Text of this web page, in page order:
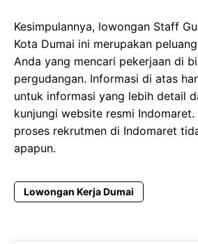
Kesimpulannya, lowongan Staff
Kota Dumai ini merupakan
Anda yang mencari pekerjaan di
pergudangan. Informasi di atas
untuk informasi yang lebih detail
kunjungi website resmi Indomaret.
proses rekrutmen di Indomaret
apapun.
Lowongan Kerja Dumai